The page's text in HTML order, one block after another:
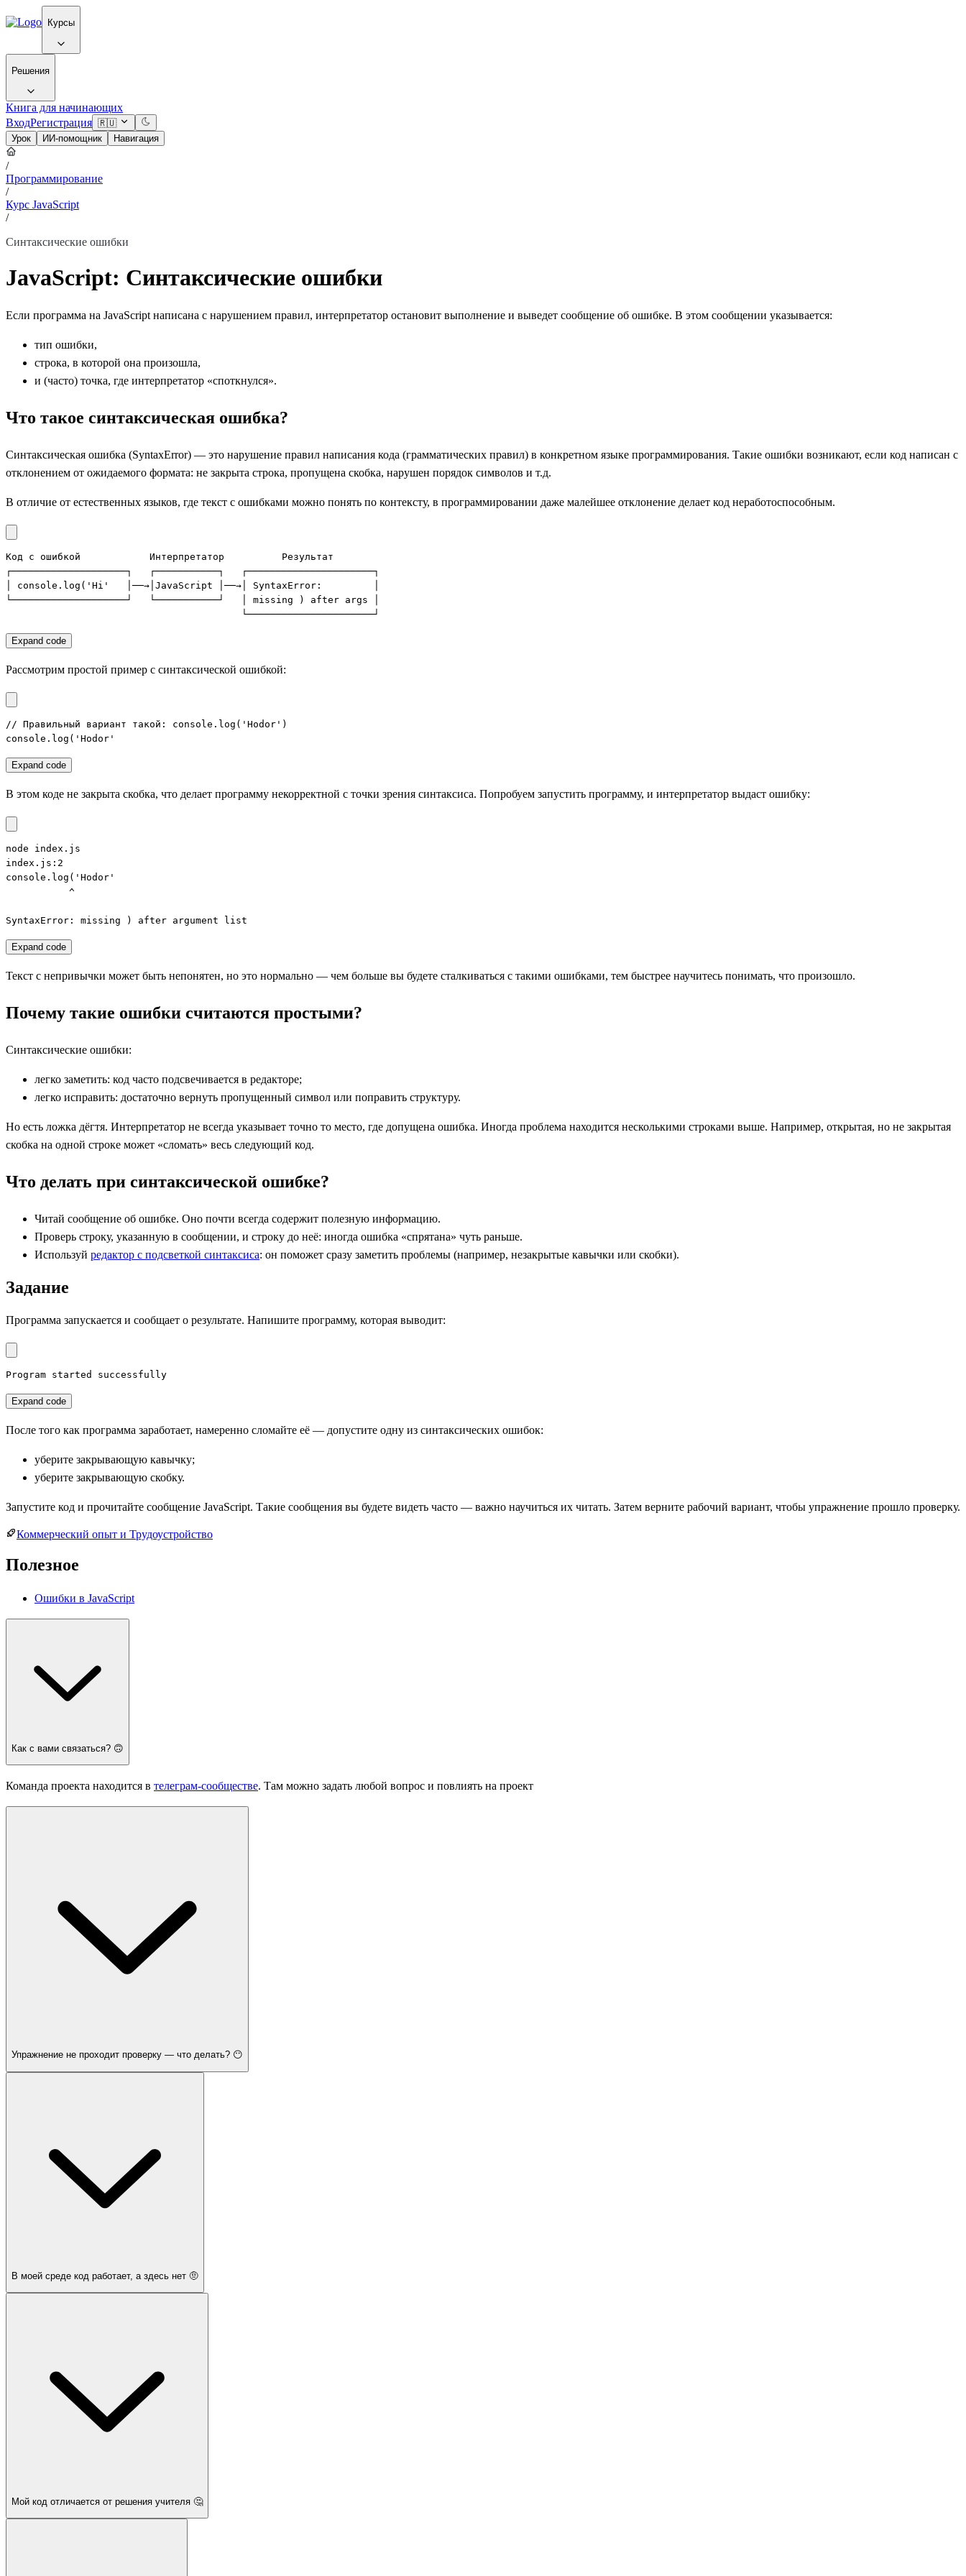
Курсы
Решения
Книга для начинающих
ВходРегистрация 🇷🇺
Урок
ИИ-помощник Навигация
/
Программирование
/
Курс JavaScript
/
Синтаксические ошибки
JavaScript: Синтаксические ошибки
Если программа на JavaScript написана с нарушением правил, интерпретатор остановит выполнение и выведет сообщение об ошибке. В этом сообщении указывается:
тип ошибки,
строка, в которой она произошла,
и (часто) точка, где интерпретатор «споткнулся».
Что такое синтаксическая ошибка?
Синтаксическая ошибка (SyntaxError) — это нарушение правил написания кода (грамматических правил) в конкретном языке программирования. Такие ошибки возникают, если код написан с
отклонением от ожидаемого формата: не закрыта строка, пропущена скобка, нарушен порядок символов и т.д.
В отличие от естественных языков, где текст с ошибками можно понять по контексту, в программировании даже малейшее отклонение делает код неработоспособным.
Код с ошибкой            Интерпретатор          Результат
┌────────────────────┐   ┌───────────┐   ┌──────────────────────┐
│ console.log('Hi'   │──→│JavaScript │──→│ SyntaxError:         │
└────────────────────┘   └───────────┘   │ missing ) after args │
                                         └──────────────────────┘
Expand code
Рассмотрим простой пример с синтаксической ошибкой:
// Правильный вариант такой: console.log('Hodor')
console.log('Hodor'
Expand code
В этом коде не закрыта скобка, что делает программу некорректной с точки зрения синтаксиса. Попробуем запустить программу, и интерпретатор выдаст ошибку:
node index.js
index.js:2
console.log('Hodor'
           ^
SyntaxError: missing ) after argument list
Expand code
Текст с непривычки может быть непонятен, но это нормально — чем больше вы будете сталкиваться с такими ошибками, тем быстрее научитесь понимать, что произошло.
Почему такие ошибки считаются простыми?
Синтаксические ошибки:
легко заметить: код часто подсвечивается в редакторе;
легко исправить: достаточно вернуть пропущенный символ или поправить структуру.
Но есть ложка дёгтя. Интерпретатор не всегда указывает точно то место, где допущена ошибка. Иногда проблема находится несколькими строками выше. Например, открытая, но не закрытая
скобка на одной строке может «сломать» весь следующий код.
Что делать при синтаксической ошибке?
Читай сообщение об ошибке. Оно почти всегда содержит полезную информацию.
Проверь строку, указанную в сообщении, и строку до неё: иногда ошибка «спрятана» чуть раньше.
Используй редактор с подсветкой синтаксиса: он поможет сразу заметить проблемы (например, незакрытые кавычки или скобки).
Задание
Программа запускается и сообщает о результате. Напишите программу, которая выводит:
Program started successfully
Expand code
После того как программа заработает, намеренно сломайте её — допустите одну из синтаксических ошибок:
уберите закрывающую кавычку;
уберите закрывающую скобку.
Запустите код и прочитайте сообщение JavaScript. Такие сообщения вы будете видеть часто — важно научиться их читать. Затем верните рабочий вариант, чтобы упражнение прошло проверку.
Коммерческий опыт и Трудоустройство
Полезное
Ошибки в JavaScript
Как с вами связаться? 🙃
Команда проекта находится в телеграм-сообществе. Там можно задать любой вопрос и повлиять на проект
Упражнение не проходит проверку — что делать? 😶
В моей среде код работает, а здесь нет 🤨
Мой код отличается от решения учителя 🤔